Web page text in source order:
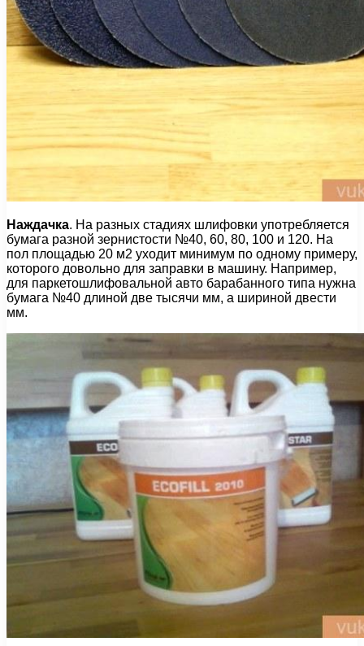
Наждачка. На разных стадиях шлифовки употребляется
бумага разной зернистости №40, 60, 80, 100 и 120. На
пол площадью 20 м2 уходит минимум по одному примеру,
которого довольно для заправки в машину. Например,
для паркетошлифовальной авто барабанного типа нужна
бумага №40 длиной две тысячи мм, а шириной двести
мм.